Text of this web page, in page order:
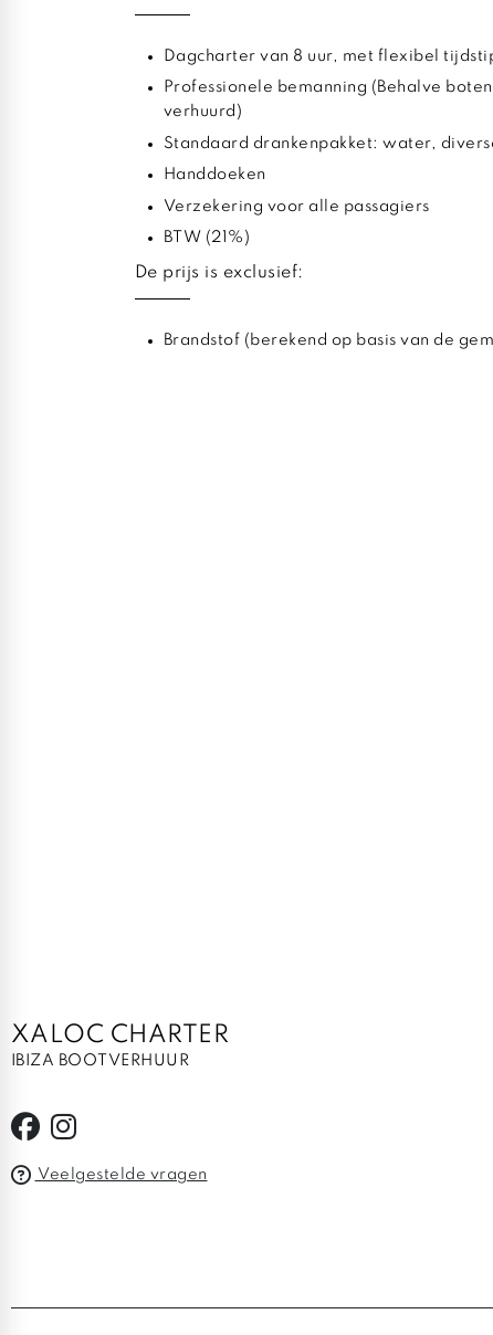
Dagcharter van 8 uur, met flexibel
Professionele bemanning (Behalve
verhuurd)
Standaard drankenpakket: water,
Handdoeken
Verzekering voor alle passagiers
BTW (21%)
De prijs is exclusief:
Brandstof (berekend op basis van de
XALOC CHARTER
IBIZA BOOTVERHUUR
Veelgestelde vragen